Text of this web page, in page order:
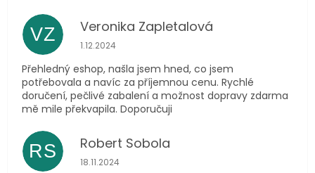
VZ Veronika Zapletalová
Hodnocení obchodu je 5 z 5 hvězdiček.
1.12.2024
Přehledný eshop, našla jsem hned, co jsem
potřebovala a navíc za příjemnou cenu. Rychlé
doručení, pečlivé zabalení a možnost dopravy zdarma
mě mile překvapila. Doporučuji
RS Robert Sobola
Hodnocení obchodu je 5 z 5 hvězdiček.
18.11.2024